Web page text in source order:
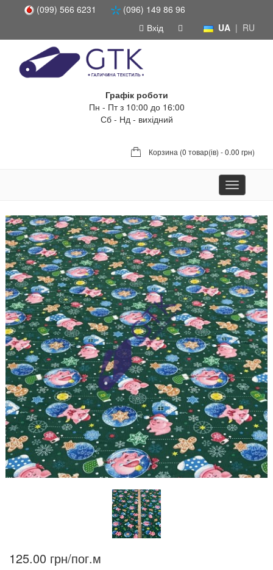
(099) 566 6231
(096) 149 86 96
UA | RU
Вхід
Графік роботи
Пн - Пт з 10:00 до 16:00
Сб - Нд - вихідний
Корзина (0 товар(ів) - 0.00 грн)
Toggle
navigation
125.00 грн/пог.м